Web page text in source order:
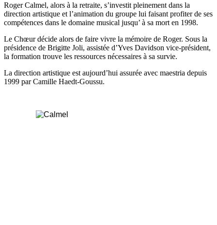
Roger Calmel, alors à la retraite, s’investit pleinement dans la
direction artistique et l’animation du groupe lui faisant profiter de ses
compétences dans le domaine musical jusqu’ à sa mort en 1998.
Le Chœur décide alors de faire vivre la mémoire de Roger. Sous la
présidence de Brigitte Joli, assistée d’Yves Davidson vice-président,
la formation trouve les ressources nécessaires à sa survie.
La direction artistique est aujourd’hui assurée avec maestria depuis
1999 par Camille Haedt-Goussu.